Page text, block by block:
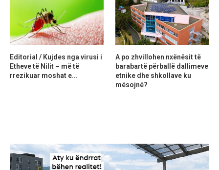
Editorial / Kujdes nga virusi i
Etheve të Nilit – më të
rrezikuar moshat e...
A po zhvillohen nxënësit të
barabartë përballë dallimeve
etnike dhe shkollave ku
mësojnë?